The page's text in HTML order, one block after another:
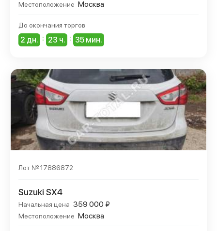
Местоположение Москва
До окончания торгов
2 дн. : 23 ч. : 35 мин.
Лот № 17886872
Suzuki SX4
Начальная цена 359 000 ₽
Местоположение Москва